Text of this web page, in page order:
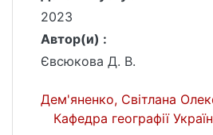
2023
Автор(и) :
Євсюкова Д. В.
Дем'яненко, Світлана
Кафедра географії